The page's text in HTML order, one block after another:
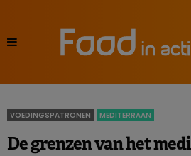
VOEDINGSPATRONEN MEDITERRAAN
De grenzen van het